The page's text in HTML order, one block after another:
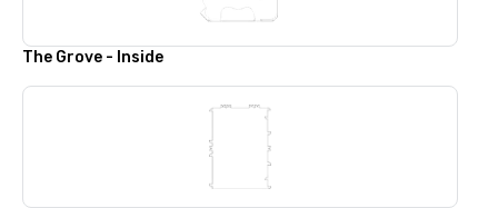
The Grove - Inside